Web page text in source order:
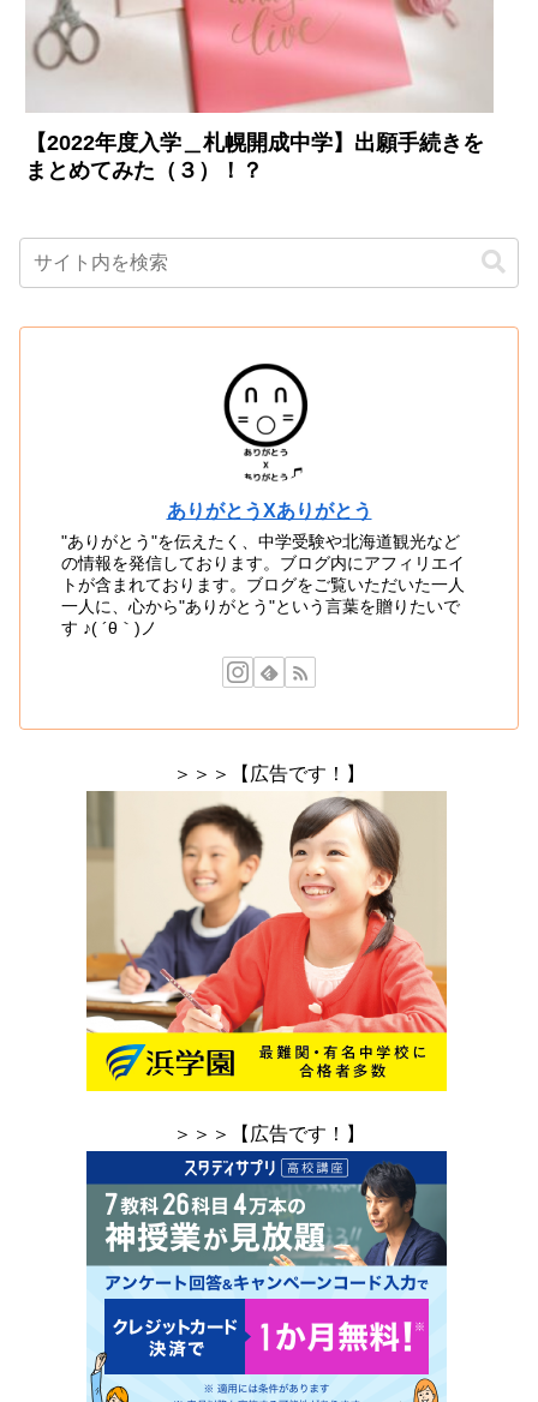
【2022年度入学＿札幌開成中学】出願手続きを
まとめてみた（３）！？
ありがとうXありがとう
"ありがとう"を伝えたく、中学受験や北海道観光など
の情報を発信しております。ブログ内にアフィリエイ
トが含まれております。ブログをご覧いただいた一人
一人に、心から"ありがとう"という言葉を贈りたいで
す ♪( ´θ｀)ノ
＞＞＞【広告です！】
＞＞＞【広告です！】